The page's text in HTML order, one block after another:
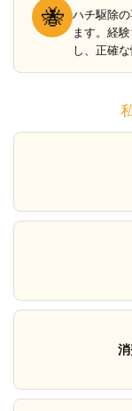
🐝 ハチ駆除
ます。経
し、正確